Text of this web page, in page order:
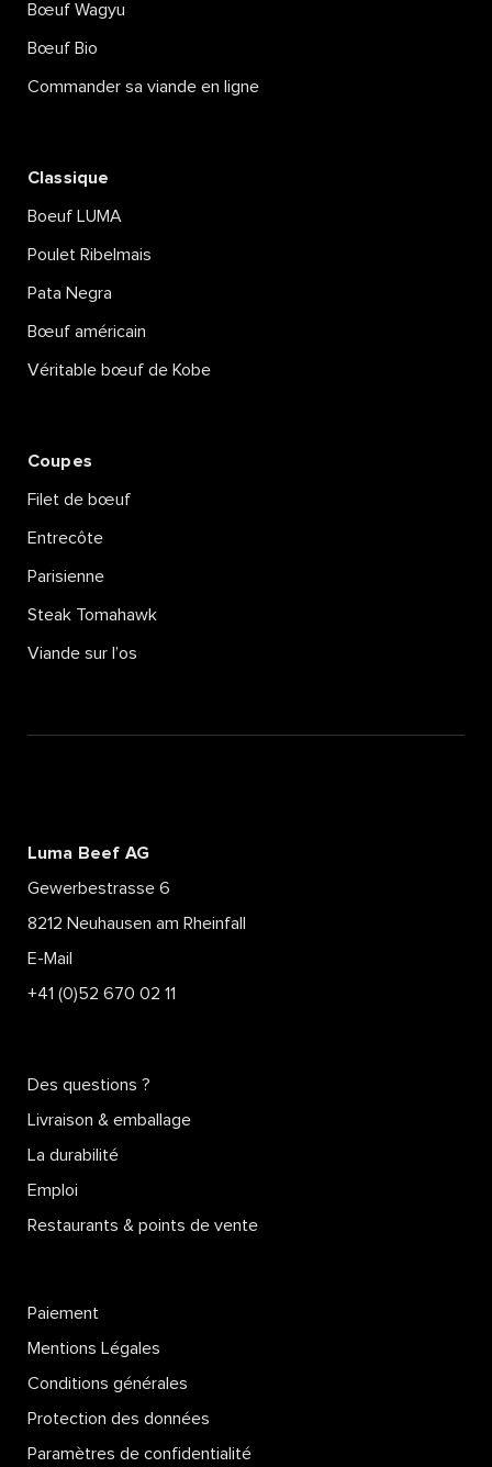
PLAT DE CÔTES BRAISÉ
AU BACON ET LÉGUMES
CHICKEN WINGS AVEC
SALADE «COLESLAW» &
KETCHUP ASSAISONNÉ
DE POMME, THYM ET AIL
Bœuf Wagyu
Bœuf Bio
Commander sa viande en ligne
Classique
Boeuf LUMA
Poulet Ribelmais
Pata Negra
Bœuf américain
Véritable bœuf de Kobe
Coupes
Filet de bœuf
Entrecôte
Parisienne
Steak Tomahawk
Viande sur l’os
Luma Beef AG
Gewerbestrasse 6
8212 Neuhausen am Rheinfall
E-Mail
+41 (0)52 670 02 11
Des questions ?
Livraison & emballage
La durabilité
Emploi
Restaurants & points de vente
Paiement
Mentions Légales
Conditions générales
Protection des données
Paramètres de confidentialité